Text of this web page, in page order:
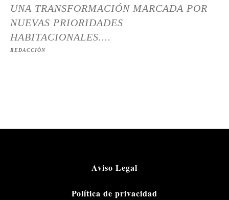
UNA TRANSFORMACIÓN MARCADA POR
NUEVAS PRIORIDADES
HABITACIONALES....
REDACCIÓN
Aviso Legal
Política de privacidad